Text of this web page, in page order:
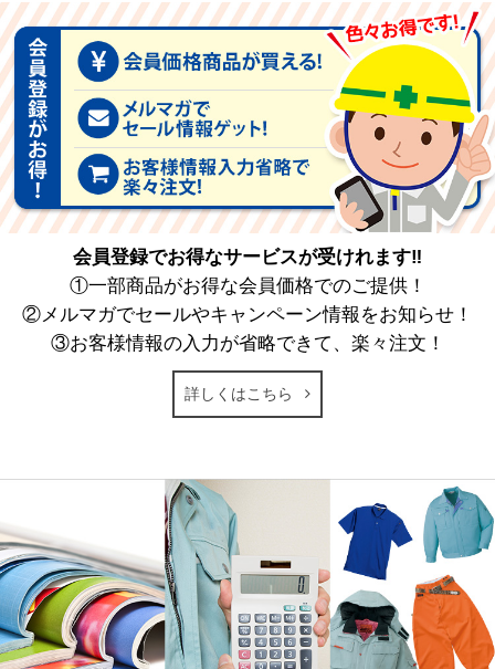
会員登録でお得なサービスが受けれます‼
①一部商品がお得な会員価格でのご提供！
②メルマガでセールやキャンペーン情報をお知らせ！
③お客様情報の入力が省略できて、楽々注文！
詳しくはこちら